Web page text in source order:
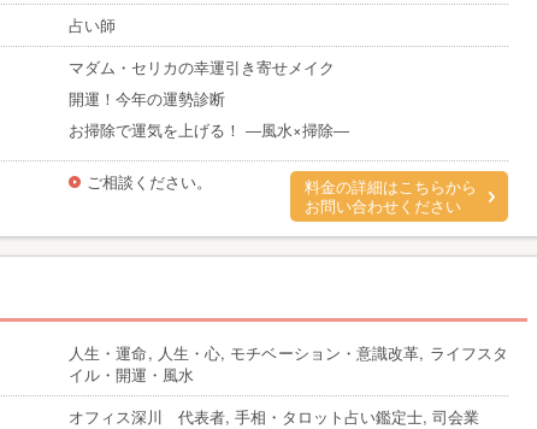
占い師
マダム・セリカの幸運引き寄せメイク
開運！今年の運勢診断
お掃除で運気を上げる！ ―風水×掃除―
ご相談ください。
料金の詳細はこちらから
お問い合わせください
人生・運命, 人生・心, モチベーション・意識改革, ライフスタ
イル・開運・風水
オフィス深川 代表者, 手相・タロット占い鑑定士, 司会業